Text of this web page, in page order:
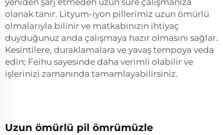
yeniden şarj etmeden uzun süre çalışmanıza
olanak tanır. Lityum-iyon pillerimiz uzun ömürlü
olmalarıyla bilinir ve matkabınızın ihtiyaç
duyduğunuz anda çalışmaya hazır olmasını sağlar.
Kesintilere, duraklamalara ve yavaş tempoya veda
edin; Feihu sayesinde daha verimli olabilir ve
işlerinizi zamanında tamamlayabilirsiniz.
Uzun ömürlü pil ömrümüzle